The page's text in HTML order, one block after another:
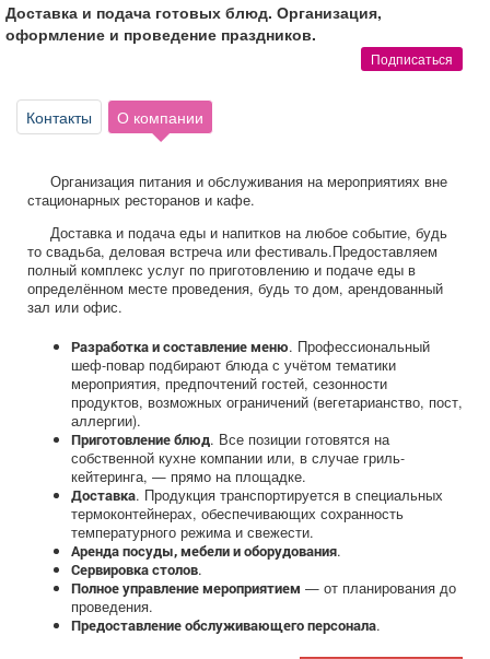
Проекты
Товары Поздравления
ТВ программа Я - пенсионер
Доставка и подача готовых блюд. Организация,
оформление и проведение праздников.
Подписаться
Контакты О компании
Организация питания и обслуживания на мероприятиях вне
стационарных ресторанов и кафе.
Доставка и подача еды и напитков на любое событие, будь
то свадьба, деловая встреча или фестиваль.Предоставляем
полный комплекс услуг по приготовлению и подаче еды в
определённом месте проведения, будь то дом, арендованный
зал или офис.
Разработка и составление меню. Профессиональный
шеф-повар подбирают блюда с учётом тематики
мероприятия, предпочтений гостей, сезонности
продуктов, возможных ограничений (вегетарианство, пост,
аллергии).
Приготовление блюд. Все позиции готовятся на
собственной кухне компании или, в случае гриль-
кейтеринга, — прямо на площадке.
Доставка. Продукция транспортируется в специальных
термоконтейнерах, обеспечивающих сохранность
температурного режима и свежести.
Аренда посуды, мебели и оборудования.
Сервировка столов.
Полное управление мероприятием — от планирования до
проведения.
Предоставление обслуживающего персонала.